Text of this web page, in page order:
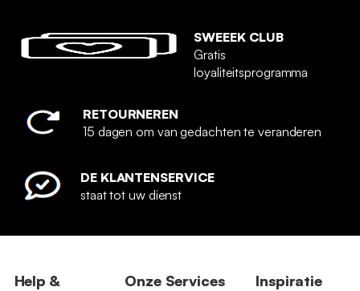
SWEEEK CLUB
Gratis
loyaliteitsprogramma
RETOURNEREN
15 dagen om van gedachten te veranderen
DE KLANTENSERVICE
staat tot uw dienst
Help &
Onze Services Inspiratie